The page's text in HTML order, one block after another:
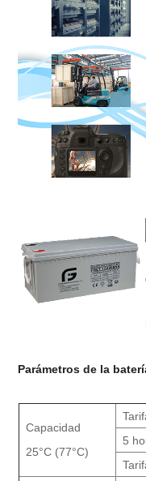
Parámetros de la
Capacidad
25°C (77°C)
5